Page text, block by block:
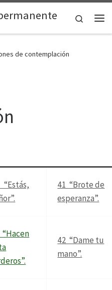
Search
de contemplación
41 “Brote de
esperanza”.
42 “Dame tu
mano”.